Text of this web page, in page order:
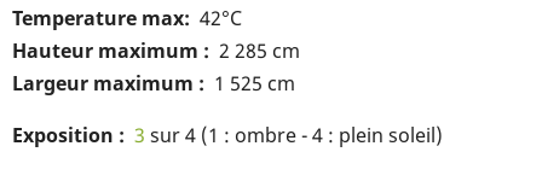
Temperature max 42°C
Hauteur maximum
2 285 cm
Largeur maximum
1 525 cm
Exposition
3 sur 4 (1 : ombre - 4 : plein soleil)